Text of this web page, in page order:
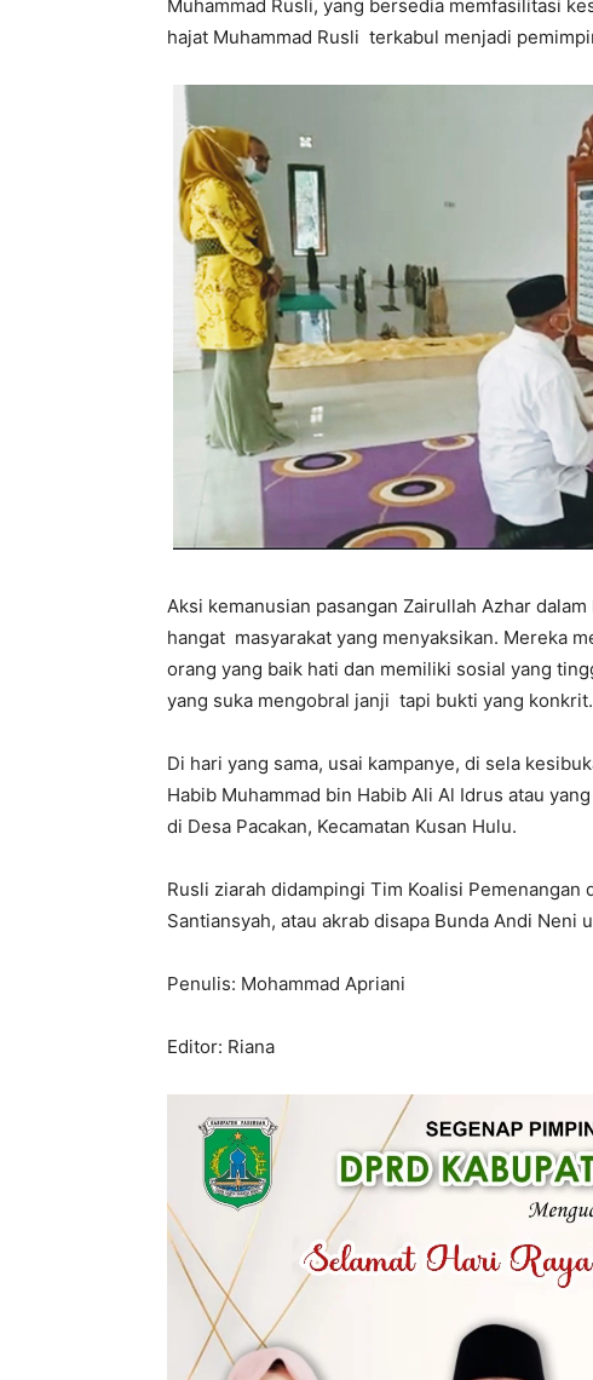
Muhammad Rusli, yang bersedia memfasilitasi
hajat Muhammad Rusli terkabul menjadi
Aksi kemanusian pasangan Zairullah Azhar
hangat masyarakat yang menyaksikan. Mereka
orang yang baik hati dan memiliki sosial yang
yang suka mengobral janji tapi bukti yang konkrit.
Di hari yang sama, usai kampanye, di sela
Habib Muhammad bin Habib Ali Al Idrus atau
di Desa Pacakan, Kecamatan Kusan Hulu.
Rusli ziarah didampingi Tim Koalisi Pemenangan
Santiansyah, atau akrab disapa Bunda Andi Neni
Penulis: Mohammad Apriani
Editor: Riana